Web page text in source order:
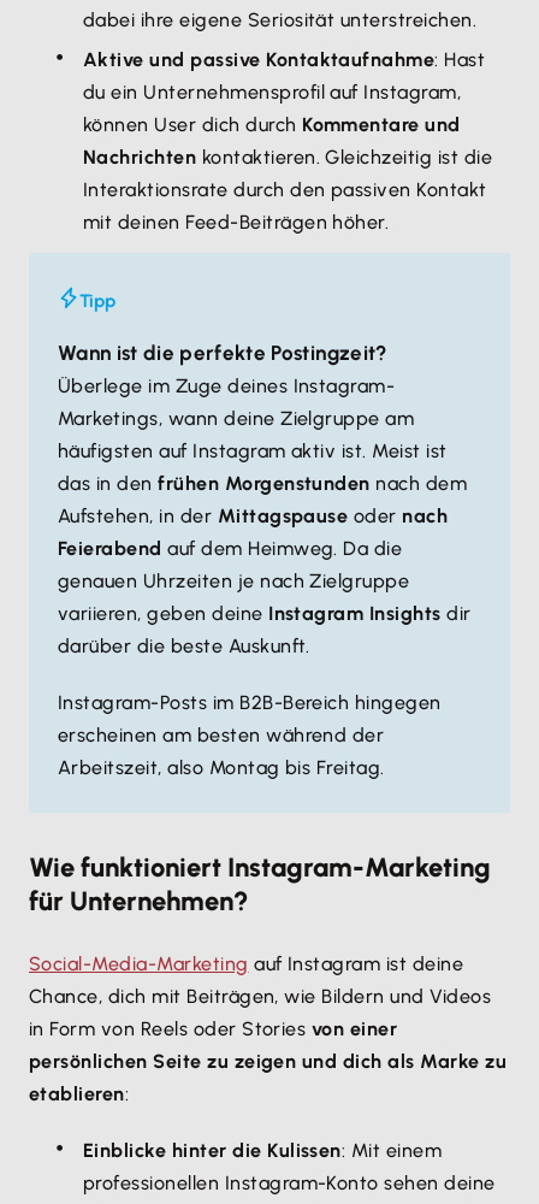
dabei ihre eigene Seriosität unterstreichen.
Aktive und passive Kontaktaufnahme: Hast
du ein Unternehmensprofil auf Instagram,
können User dich durch Kommentare und
Nachrichten kontaktieren. Gleichzeitig ist die
Interaktionsrate durch den passiven Kontakt
mit deinen Feed-Beiträgen höher.
Tipp
Wann ist die perfekte Postingzeit?
Überlege im Zuge deines Instagram-
Marketings, wann deine Zielgruppe am
häufigsten auf Instagram aktiv ist. Meist ist
das in denfrühen Morgenstunden nach dem
Aufstehen, in der Mittagspause oder nach
Feierabend auf dem Heimweg. Da die
genauen Uhrzeiten je nach Zielgruppe
variieren, geben deine Instagram Insights dir
darüber die beste Auskunft.
Instagram-Posts im B2B-Bereich hingegen
erscheinen am besten während der
Arbeitszeit, also Montag bis Freitag.
Wie funktioniert Instagram-Marketing
für Unternehmen?
Social-Media-Marketing auf Instagram ist deine
Chance, dich mit Beiträgen, wie Bildern und Videos
in Form von Reels oder Stories von einer
persönlichen Seite zu zeigen und dich als Marke zu
etablieren:
Einblicke hinter die Kulissen: Mit einem
professionellen Instagram-Konto sehen deine